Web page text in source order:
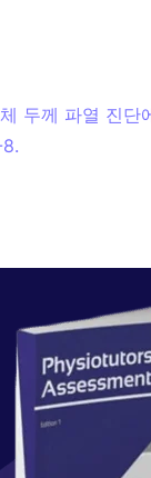
두께 파열 진단